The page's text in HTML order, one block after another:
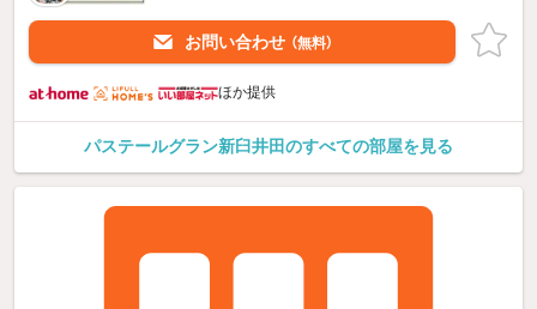
お問い合わせ （無料）
ほか提供
パステールグラン新臼井田のすべての部屋を見る